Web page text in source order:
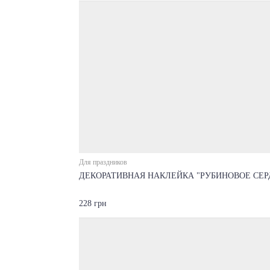
Для праздников
ДЕКОРАТИВНАЯ НАКЛЕЙКА "РУБИНОВОЕ
228 грн